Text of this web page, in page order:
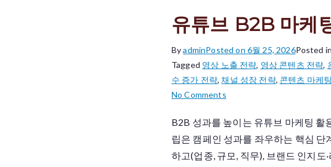
유튜브 B2B 마케
ByadminPosted on 6월 25, 2026Posted in
Tagged 영상 노출 전략, 영상 콘텐츠 전략,
수 증가 전략, 채널 성장 전략, 콘텐츠 마케팅
No Commentson
튜
브
B2B
B2B 성과를 높이는 유튜브 마케팅 활
립은 캠페인 성과를 좌우하는 핵심
하고(업종, 규모, 직무), 브랜드 인지도